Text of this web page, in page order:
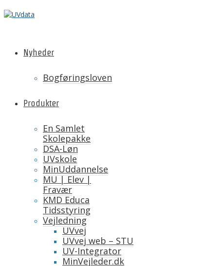
Nyheder
Bogføringsloven
Produkter
En Samlet
Skolepakke
DSA-Løn
UVskole
MinUddannelse
MU | Elev |
Fravær
KMD Educa
Tidsstyring
Vejledning
UVvej
UVvej web – STU
UV-Integrator
MinVejleder.dk